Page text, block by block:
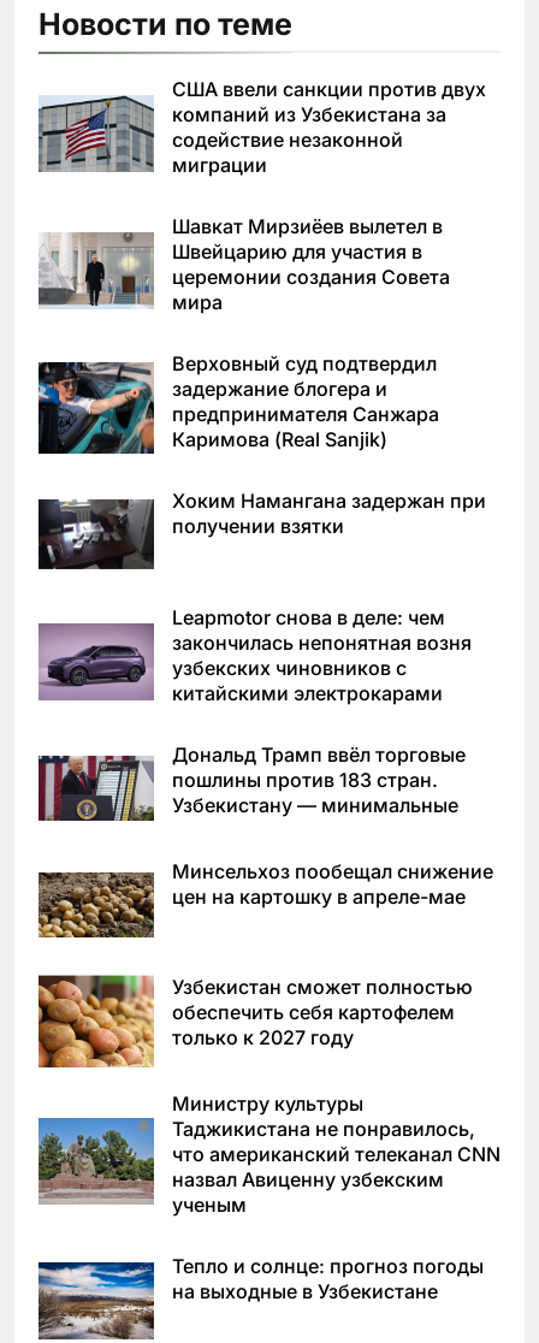
Новости по теме
США ввели санкции против двух
компаний из Узбекистана за
содействие незаконной
миграции
Шавкат Мирзиёев вылетел в
Швейцарию для участия в
церемонии создания Совета
мира
Верховный суд подтвердил
задержание блогера и
предпринимателя Санжара
Каримова (Real Sanjik)
Хоким Намангана задержан при
получении взятки
Leapmotor снова в деле: чем
закончилась непонятная возня
узбекских чиновников с
китайскими электрокарами
Дональд Трамп ввёл торговые
пошлины против 183 стран.
Узбекистану — минимальные
Минсельхоз пообещал снижение
цен на картошку в апреле-мае
Узбекистан сможет полностью
обеспечить себя картофелем
только к 2027 году
Министру культуры
Таджикистана не понравилось,
что американский телеканал CNN
назвал Авиценну узбекским
ученым
Тепло и солнце: прогноз погоды
на выходные в Узбекистане